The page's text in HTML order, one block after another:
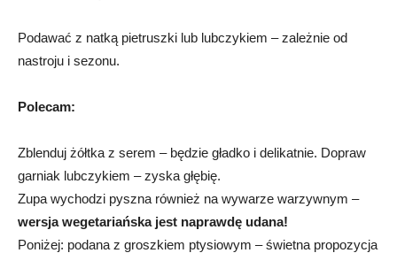
Podawać z natką pietruszki lub lubczykiem – zależnie od
nastroju i sezonu.
Polecam:
Zblenduj żółtka z serem – będzie gładko i delikatnie. Dopraw
garniak lubczykiem – zyska głębię.
Zupa wychodzi pyszna również na wywarze warzywnym –
wersja wegetariańska jest naprawdę udana!
Poniżej: podana z groszkiem ptysiowym – świetna propozycja